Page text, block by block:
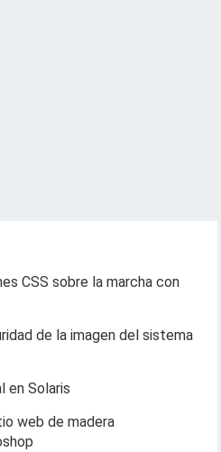
CSS sobre la marcha con
de la imagen del sistema
en Solaris
web de madera